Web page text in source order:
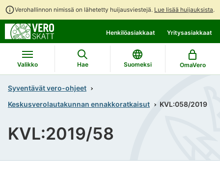
Verohallinnon nimissä on lähetetty huijausviestejä. Lue lisää huijauksista.
suoraan
sisältöön
koko
sivuston
hakuun
Henkilöasiakkaat Yritysasiakkaat
Valikko Hae Suomeksi OmaVero
Syventävät vero-ohjeet
Keskusverolautakunnan ennakkoratkaisut
KVL:058/2019
KVL:2019/58